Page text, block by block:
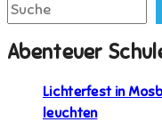
Abenteuer
Lichterfest in
leuchten